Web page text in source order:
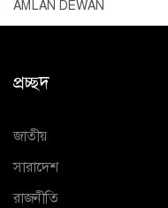
AMLAN DEWAN
প্রচ্ছদ
জাতীয়
সারাদেশ
রাজনীতি